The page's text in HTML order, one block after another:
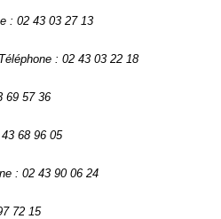
: 02 43 03 27 13
Téléphone : 02 43 03 22 18
69 57 36
68 96 05
: 02 43 90 06 24
72 15